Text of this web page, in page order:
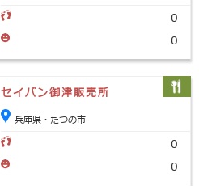
0
0
セイバン御津販売所
兵庫県・たつの市
0
0